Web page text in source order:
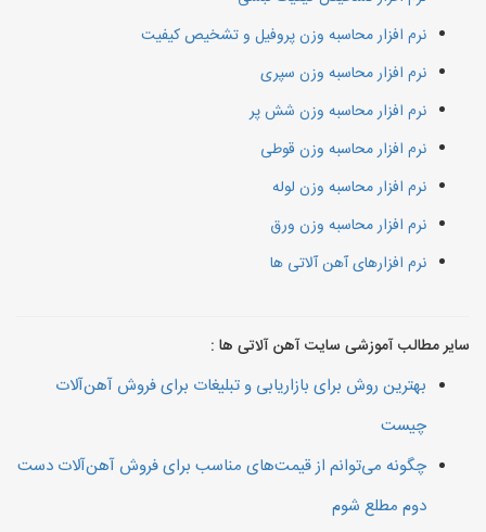
نرم افزار محاسبه وزن پروفیل و تشخیص کیفیت
نرم افزار محاسبه وزن سپری
نرم افزار محاسبه وزن شش پر
نرم افزار محاسبه وزن قوطی
نرم افزار محاسبه وزن لوله
نرم افزار محاسبه وزن ورق
نرم افزارهای آهن آلاتی ها
سایر مطالب آموزشی سایت آهن آلاتی ها :
بهترین روش برای بازاریابی و تبلیغات برای فروش آهن‌آلات
چیست
چگونه می‌توانم از قیمت‌های مناسب برای فروش آهن‌آلات دست
دوم مطلع شوم